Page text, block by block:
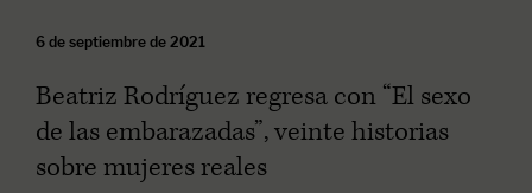
6 de septiembre de 2021
Beatriz Rodríguez regresa con “El sexo
de las embarazadas”, veinte historias
sobre mujeres reales